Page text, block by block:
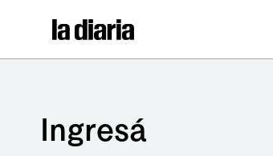
Ingresá